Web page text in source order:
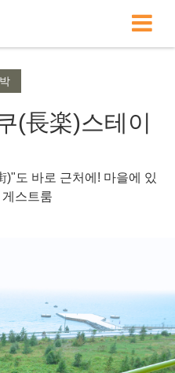
(長楽)스테이
)"도 바로 근처에! 마을에 있
스트룸